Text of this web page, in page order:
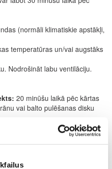
(normāli klimatiskie apstākļi,
temperatūras un/vai augstāks
Nodrošināt labu ventilāciju.
20 minūšu laikā pēc kārtas
vai balto pulēšanas disku
pastiprināta krāsas
(Tomēr maksimāli uzklāt 2
toņiem.
skatīt 3. punktu). Otrā kārta